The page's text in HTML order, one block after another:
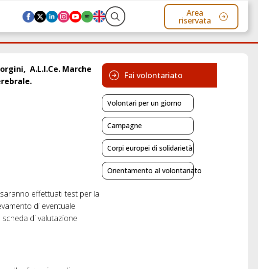
Search
for:
Area
riservata
A.L.I.Ce. Marche
effettuati test per la
di eventuale
di valutazione
Fai volontariato
Volontari per un giorno
Campagne
Corpi europei di solidarietà
Orientamento al volontariato